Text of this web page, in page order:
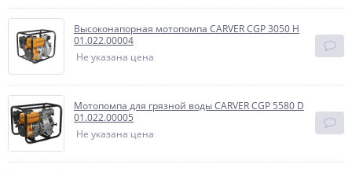
Высоконапорная мотопомпа CARVER CGP 3050 H
01.022.00004
Не указана цена
Мотопомпа для грязной воды CARVER CGP 5580 D
01.022.00005
Не указана цена